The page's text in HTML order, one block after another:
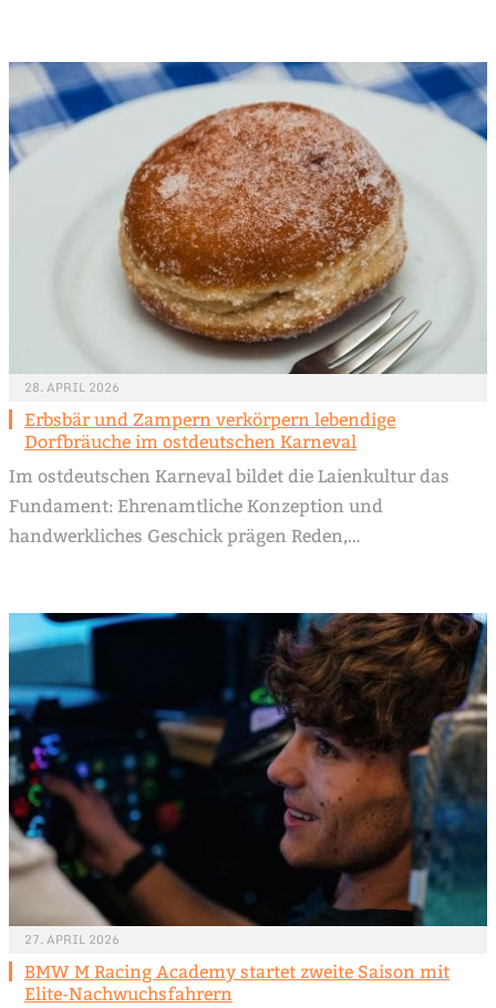
28. APRIL 2026
Erbsbär und Zampern verkörpern lebendige
Dorfbräuche im ostdeutschen Karneval
Im ostdeutschen Karneval bildet die Laienkultur das
Fundament: Ehrenamtliche Konzeption und
handwerkliches Geschick prägen Reden,…
27. APRIL 2026
BMW M Racing Academy startet zweite Saison mit
Elite-Nachwuchsfahrern